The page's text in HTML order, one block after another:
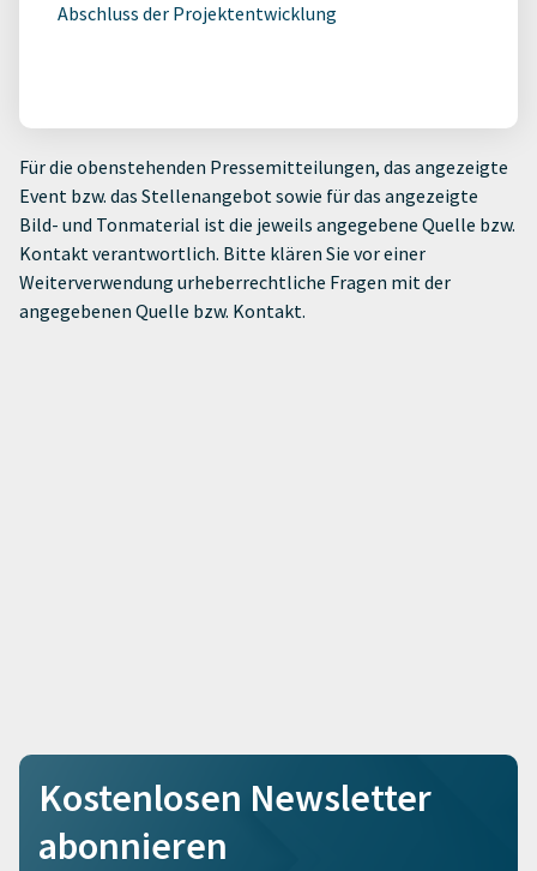
Abschluss der Projektentwicklung
Für die obenstehenden Pressemitteilungen, das angezeigte
Event bzw. das Stellenangebot sowie für das angezeigte
Bild- und Tonmaterial ist die jeweils angegebene Quelle bzw.
Kontakt verantwortlich. Bitte klären Sie vor einer
Weiterverwendung urheberrechtliche Fragen mit der
angegebenen Quelle bzw. Kontakt.
Kostenlosen Newsletter
abonnieren